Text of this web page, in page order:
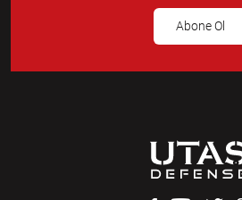
Abone Ol